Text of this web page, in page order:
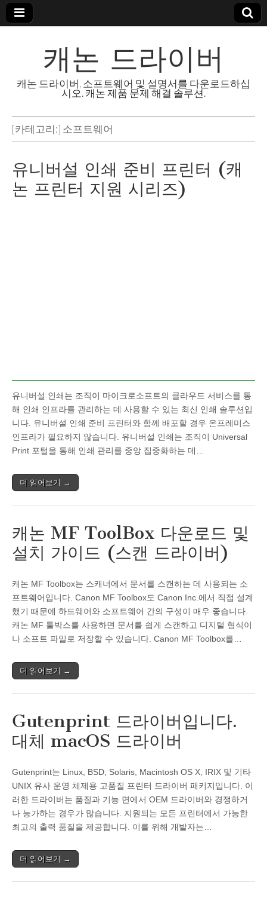
캐논 드라이버
캐논 드라이버, 소프트웨어 및 설명서를 다운로드하십
시오. 캐논 제품 문제 해결 솔루션.
[카테고리:] 소프트웨어
유니버설 인쇄 준비 프린터 (캐
논 프린터 지원 시리즈)
유니버설 인쇄는 조직이 마이크로소프트의 클라우드 서비스를 통
해 인쇄 인프라를 관리하는 데 사용할 수 있는 최신 인쇄 솔루션입
니다. 유니버설 인쇄 준비 프린터와 함께 배포할 경우 온프레미스
인프라가 필요하지 않습니다. 유니버설 인쇄는 조직이 Universal
Print 포털을 통해 인쇄 관리를 중앙 집중화하는 데…
더 읽어보기 →
캐논 MF ToolBox 다운로드 및
설치 가이드 (스캔 드라이버)
캐논 MF Toolbox는 스캐너에서 문서를 스캔하는 데 사용되는 소
프트웨어입니다. Canon MF Toolbox도 Canon Inc.에서 직접 설계
했기 때문에 하드웨어와 소프트웨어 간의 구성이 매우 좋습니다.
캐논 MF 툴박스를 사용하면 문서를 쉽게 스캔하고 디지털 형식이
나 소프트 파일로 저장할 수 있습니다. Canon MF Toolbox를…
더 읽어보기 →
Gutenprint 드라이버입니다.
대체 macOS 드라이버
Gutenprint는 Linux, BSD, Solaris, Macintosh OS X, IRIX 및 기타
UNIX 유사 운영 체제용 고품질 프린터 드라이버 패키지입니다. 이
러한 드라이버는 품질과 기능 면에서 OEM 드라이버와 경쟁하거
나 능가하는 경우가 많습니다. 지원되는 모든 프린터에서 가능한
최고의 출력 품질을 제공합니다. 이를 위해 개발자는…
더 읽어보기 →